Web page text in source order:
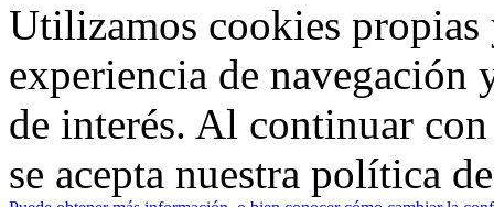
Utilizamos cookies propias
experiencia de
de interés. Al continuar
se acepta nuestra política